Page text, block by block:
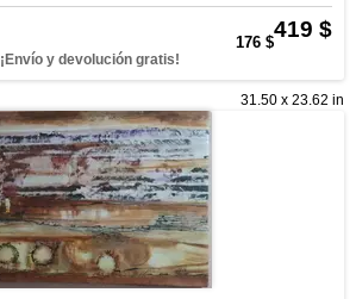
419 $
176 $
¡Envío y devolución gratis!
31.50 x 23.62 in